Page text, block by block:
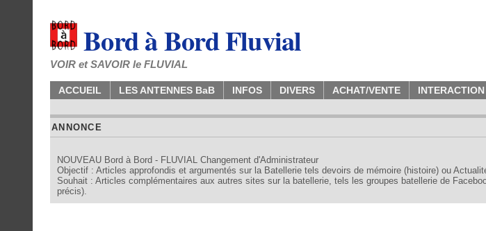
Bord à Bord Fluvial
VOIR et SAVOIR le FLUVIAL
ACCUEIL LES ANTENNES BaB INFOS DIVERS ACHAT/VENTE INTERACTION
ANNONCE
NOUVEAU Bord à Bord - FLUVIAL Changement d'Administrateur
Objectif : Articles approfondis et argumentés sur la Batellerie tels devoirs de mémoire (histoire) ou
Souhait : Articles complémentaires aux autres sites sur la batellerie, tels les groupes batellerie de
précis).